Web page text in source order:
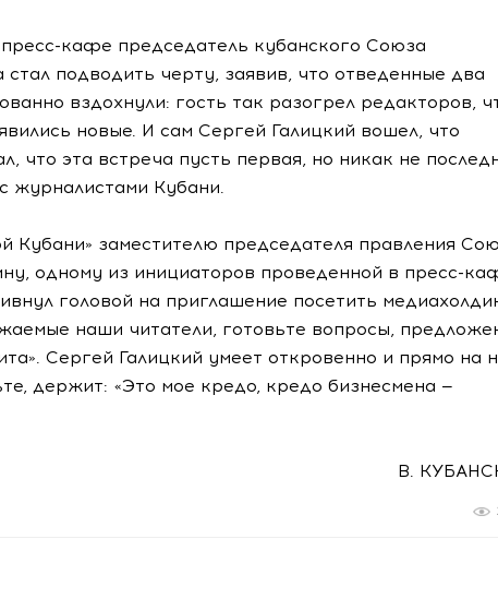
кафе председатель кубанского Союза
подводить черту, заявив, что отведенные два
вздохнули: гость так разогрел редакторов,
новые. И сам Сергей Галицкий вошел, что
что эта встреча пусть первая, но никак не
журналистами Кубани.
Кубани» заместителю председателя правления
одному из инициаторов проведенной в пресс-
головой на приглашение посетить
наши читатели, готовьте вопросы,
Сергей Галицкий умеет откровенно и прямо на
держит: «Это мое кредо, кредо бизнесмена —
В.